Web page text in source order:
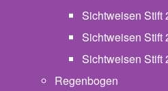
Sichtweisen Stift
Sichtweisen Stift
Sichtweisen Stift
Regenbogen